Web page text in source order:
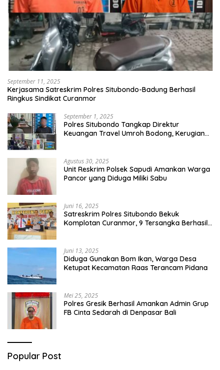
September 11, 2025
Kerjasama Satreskrim Polres Situbondo-Badung Berhasil
Ringkus Sindikat Curanmor
September 1, 2025
Polres Situbondo Tangkap Direktur
Keuangan Travel Umroh Bodong, Kerugian
Agustus 30, 2025
Unit Reskrim Polsek Sapudi Amankan Warga
Pancor yang Diduga Miliki Sabu
Juni 16, 2025
Satreskrim Polres Situbondo Bekuk
Komplotan Curanmor, 9 Tersangka Berhasil
Juni 13, 2025
Diduga Gunakan Bom Ikan, Warga Desa
Ketupat Kecamatan Raas Terancam Pidana
Mei 25, 2025
Polres Gresik Berhasil Amankan Admin Grup
FB Cinta Sedarah di Denpasar Bali
Popular Post